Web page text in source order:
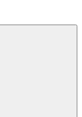
musiikkia.